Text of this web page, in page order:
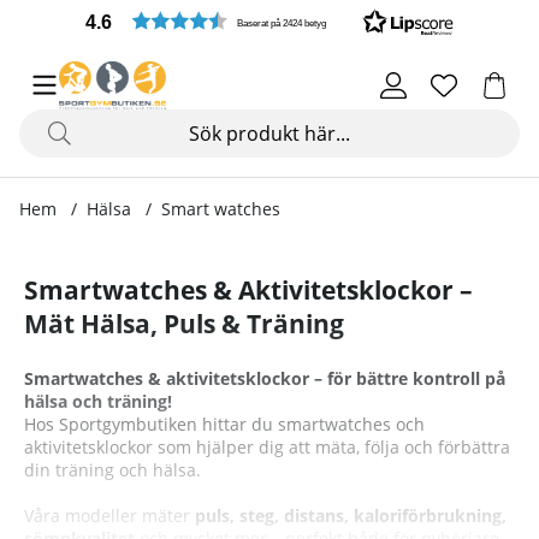
4.6 Baserat på 2424 betyg
Hem Hälsa Smart watches
Smartwatches & Aktivitetsklockor –
Mät Hälsa, Puls & Träning
Smartwatches & aktivitetsklockor – för bättre kontroll på
hälsa och träning!
Hos Sportgymbutiken hittar du smartwatches och
aktivitetsklockor som hjälper dig att mäta, följa och förbättra
din träning och hälsa.
Våra modeller mäter puls, steg, distans, kaloriförbrukning,